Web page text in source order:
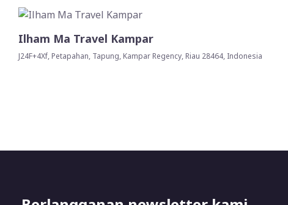
Ilham Ma Travel Kampar
J24F+4Xf, Petapahan, Tapung, Kampar Regency, Riau 28464, Indonesia